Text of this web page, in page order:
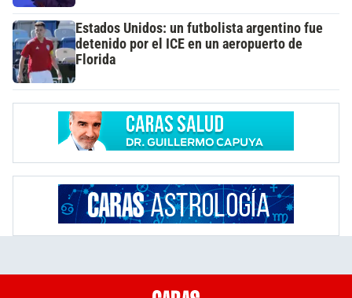
Estados Unidos: un futbolista argentino fue
detenido por el ICE en un aeropuerto de
Florida